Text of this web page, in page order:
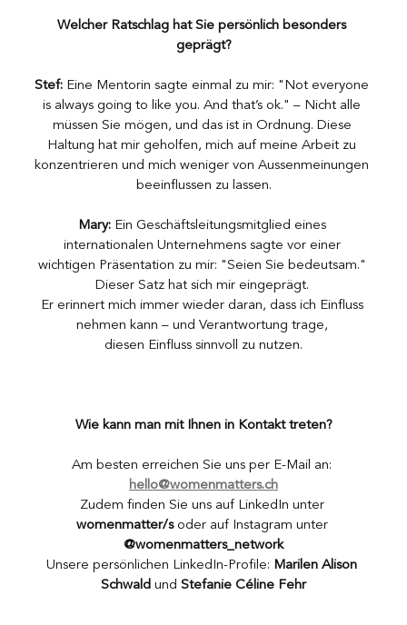
Welcher Ratschlag hat Sie persönlich besonders
geprägt?
Stef: Eine Mentorin sagte einmal zu mir: "Not everyone
is always going to like you. And that’s ok." – Nicht alle
müssen Sie mögen, und das ist in Ordnung. Diese
Haltung hat mir geholfen, mich auf meine Arbeit zu
konzentrieren und mich weniger von Aussenmeinungen
beeinflussen zu lassen.
Mary: Ein Geschäftsleitungsmitglied eines
internationalen Unternehmens sagte vor einer
wichtigen Präsentation zu mir: "Seien Sie bedeutsam."
Dieser Satz hat sich mir eingeprägt.
Er erinnert mich immer wieder daran, dass ich Einfluss
nehmen kann – und Verantwortung trage,
diesen Einfluss sinnvoll zu nutzen.
Wie kann man mit Ihnen in Kontakt treten?
Am besten erreichen Sie uns per E-Mail an:
hello@womenmatters.ch
Zudem finden Sie uns auf LinkedIn unter
womenmatter/s oder auf Instagram unter
@womenmatters_network
Unsere persönlichen LinkedIn-Profile: Marilen Alison
Schwald und Stefanie Céline Fehr